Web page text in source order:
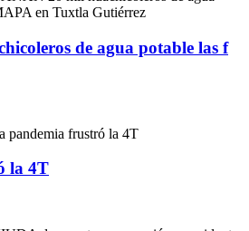
de agua potable las f
la 4T